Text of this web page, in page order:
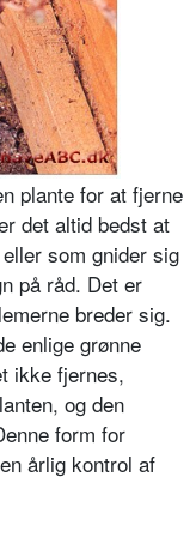
plante for at fjerne
det altid bedst at
som gnider sig
på råd. Det er
breder sig.
enlige grønne
ikke fjernes,
og den
form for
årlig kontrol af